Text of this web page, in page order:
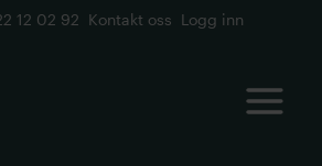
12 02 92 Kontakt oss Logg inn